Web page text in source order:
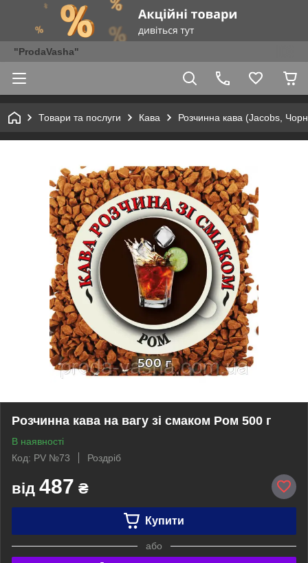
"ProdaVasha"
Товари та послуги Кава Розчинна кава (Jacobs,
Розчинна кава на вагу зі смаком Ром 500 г
В наявності
Код: PV №73
Роздріб
від 487 ₴
Купити
або